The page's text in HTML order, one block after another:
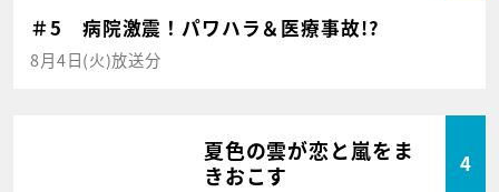
＃5 病院激震！パワハラ＆医療事故!?
8月4日(火)放送分
夏色の雲が恋と嵐をま
きおこす
4